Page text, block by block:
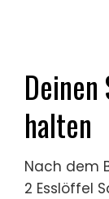
halten
Nach dem
2 Esslöffel